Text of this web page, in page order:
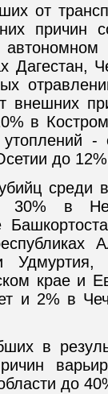
от
причин
Дагестан,
внешних
в
утоплений
до
среди
30% в
Удмуртия,
крае и
и 2% в
в
до